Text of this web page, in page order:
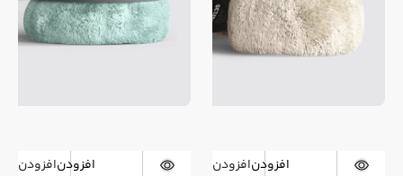
افزودنافزودن
افزودنافزودن